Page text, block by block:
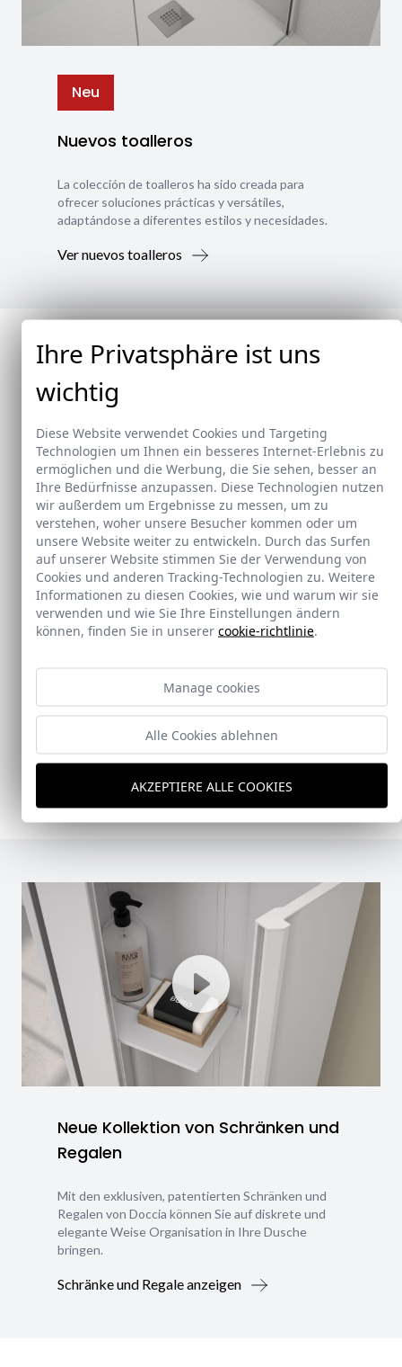
Neu
Nuevos toalleros
La colección de toalleros ha sido creada para
ofrecer soluciones prácticas y versátiles,
adaptándose a diferentes estilos y necesidades.
Ver nuevos toalleros
Neu
Doccia presenta un conjunto que combina
para ofrecer una solución práctica, resistente y
Ver Doccia Shelf System
Neue Kollektion von Schränken und
Regalen
Mit den exklusiven, patentierten Schränken und
Regalen von Doccia können Sie auf diskrete und
elegante Weise Organisation in Ihre Dusche
bringen.
Schränke und Regale anzeigen
Ihre Privatsphäre ist uns
wichtig
Diese Website verwendet Cookies und Targeting
Technologien um Ihnen ein besseres Internet-Erlebnis zu
ermöglichen und die Werbung, die Sie sehen, besser an
Ihre Bedürfnisse anzupassen. Diese Technologien nutzen
wir außerdem um Ergebnisse zu messen, um zu
verstehen, woher unsere Besucher kommen oder um
unsere Website weiter zu entwickeln. Durch das Surfen
auf unserer Website stimmen Sie der Verwendung von
Cookies und anderen Tracking-Technologien zu. Weitere
Informationen zu diesen Cookies, wie und warum wir sie
verwenden und wie Sie Ihre Einstellungen ändern
können, finden Sie in unserer cookie-richtlinie.
Manage cookies
Alle Cookies ablehnen
AKZEPTIERE ALLE COOKIES